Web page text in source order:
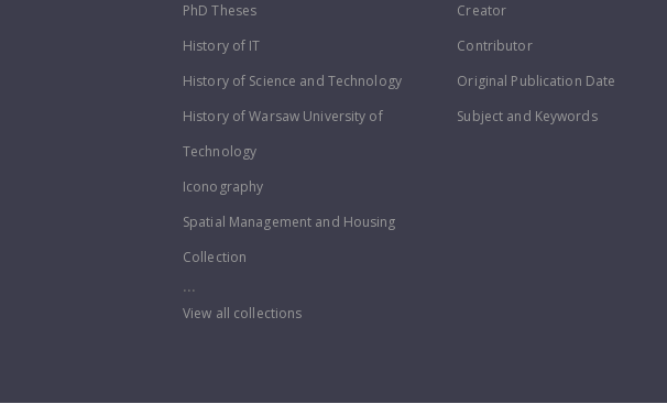
PhD Theses
History of IT
History of Science and Technology
History of Warsaw University of
Technology
Iconography
Spatial Management and Housing
Collection
...
View all collections
Creator
Contributor
Original Publication Date
Subject and Keywords